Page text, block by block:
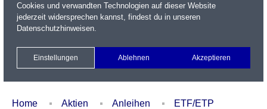
Name / WKN / ISIN / Kürzel
Xetra Realtime
Watchlist Portfolio Login
Home Aktien Anleihen
ETF/ETP
Cookies und verwandten Technologien auf dieser Website
jederzeit widersprechen kannst, findest du in unseren
Datenschutzhinweisen.
Einstellungen Ablehnen Akzeptieren